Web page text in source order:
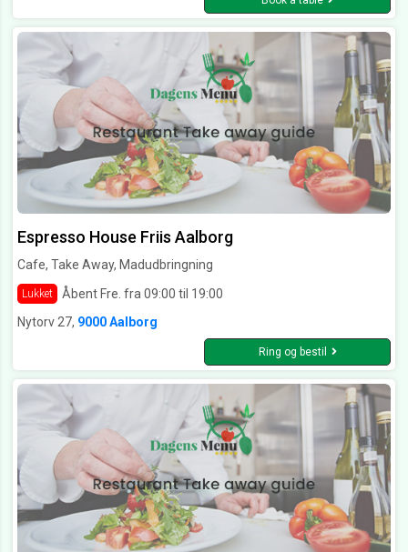
Espresso House Friis Aalborg
Cafe, Take Away, Madudbringning
Lukket
Åbent Fre. fra 09:00 til 19:00
Nytorv 27, 9000 Aalborg
Ring og bestil